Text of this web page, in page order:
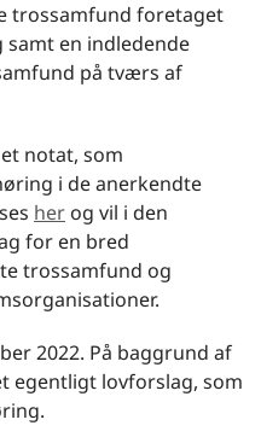
trossamfund foretaget
en indledende
på tværs af
notat, som
i de anerkendte
her og vil i den
for en bred
trossamfund og
2022. På baggrund af
egentligt lovforslag, som